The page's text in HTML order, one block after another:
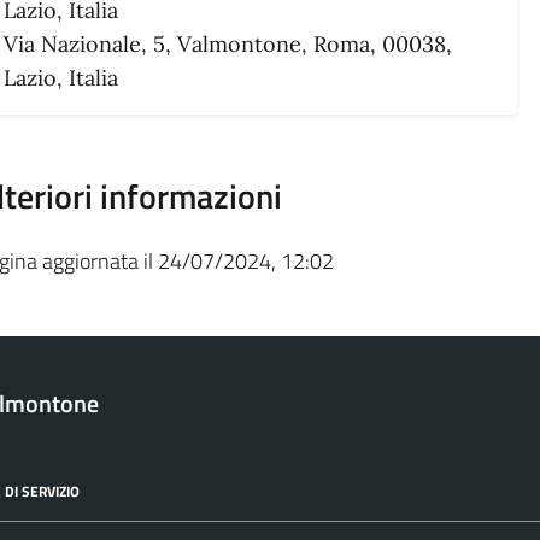
Lazio, Italia
Via Nazionale, 5, Valmontone, Roma, 00038,
Lazio, Italia
informazioni
aggiornata il 24/07/2024, 12:02
DI SERVIZIO